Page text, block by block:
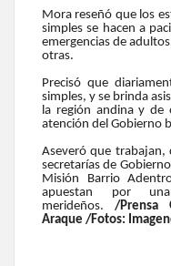
Mora reseñó que los
simples se hacen a
emergencias de
otras.
Precisó que
simples, y se brinda
la región andina y de
atención del Gobierno
Aseveró que trabajan,
secretarías de
Misión Barrio
apuestan por
merideños. /Prensa
Araque /Fotos: